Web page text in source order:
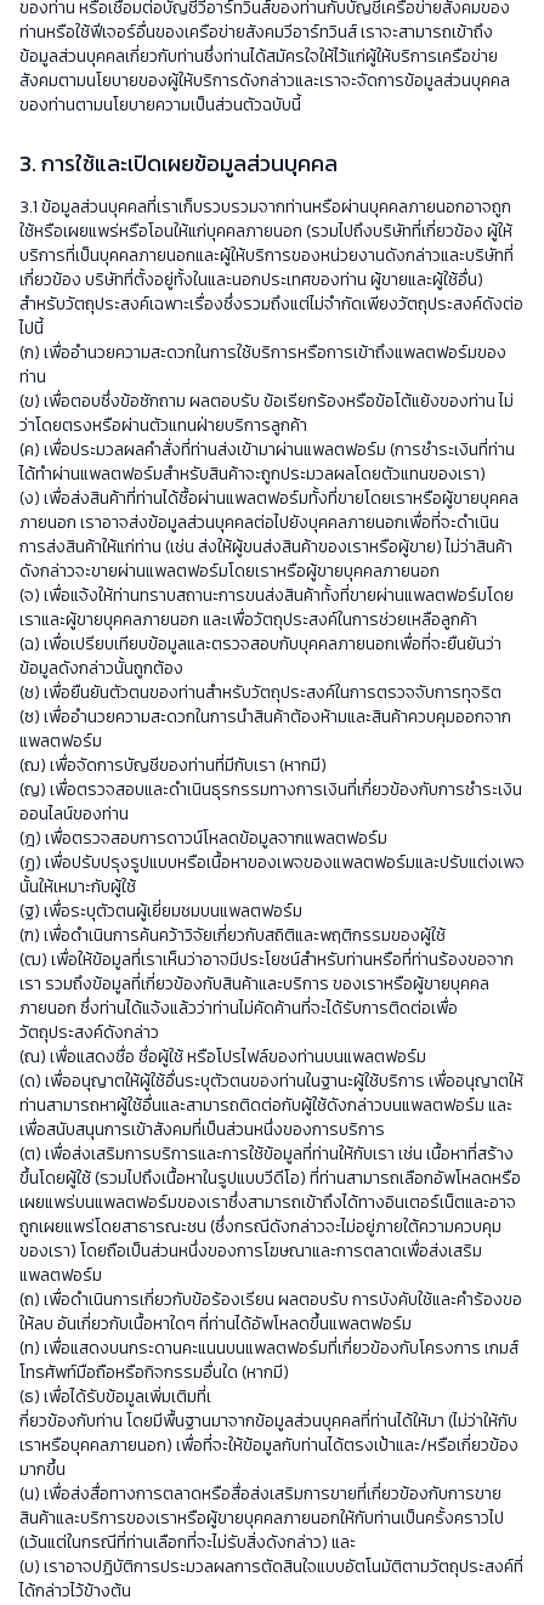
ของท่าน หรือเชื่อมต่อบัญชีวีอาร์ทวินส์ของท่านกับบัญชีเครือข่ายสังคมของ
ท่านหรือใช้ฟีเจอร์อื่นของเครือข่ายสังคมวีอาร์ทวินส์ เราจะสามารถเข้าถึง
ข้อมูลส่วนบุคคลเกี่ยวกับท่านซึ่งท่านได้สมัครใจให้ไว้แก่ผู้ให้บริการเครือข่าย
สังคมตามนโยบายของผู้ให้บริการดังกล่าวและเราจะจัดการข้อมูลส่วนบุคคล
ของท่านตามนโยบายความเป็นส่วนตัวฉบับนี้
3. การใช้และเปิดเผยข้อมูลส่วนบุคคล
3.1 ข้อมูลส่วนบุคคลที่เราเก็บรวบรวมจากท่านหรือผ่านบุคคลภายนอกอาจถูก
ใช้หรือเผยแพร่หรือโอนให้แก่บุคคลภายนอก (รวมไปถึงบริษัทที่เกี่ยวข้อง ผู้ให้
บริการที่เป็นบุคคลภายนอกและผู้ให้บริการของหน่วยงานดังกล่าวและบริษัทที่
เกี่ยวข้อง บริษัทที่ตั้งอยู่ทั้งในและนอกประเทศของท่าน ผู้ขายและผู้ใช้อื่น)
สำหรับวัตถุประสงค์เฉพาะเรื่องซึ่งรวมถึงแต่ไม่จำกัดเพียงวัตถุประสงค์ดังต่อ
ไปนี้
(ก) เพื่ออำนวยความสะดวกในการใช้บริการหรือการเข้าถึงแพลตฟอร์มของ
ท่าน
(ข) เพื่อตอบซึ่งข้อซักถาม ผลตอบรับ ข้อเรียกร้องหรือข้อโต้แย้งของท่าน ไม่
ว่าโดยตรงหรือผ่านตัวแทนฝ่ายบริการลูกค้า
(ค) เพื่อประมวลผลคำสั่งที่ท่านส่งเข้ามาผ่านแพลตฟอร์ม (การชำระเงินที่ท่าน
ได้ทำผ่านแพลตฟอร์มสำหรับสินค้าจะถูกประมวลผลโดยตัวแทนของเรา)
(ง) เพื่อส่งสินค้าที่ท่านได้ซื้อผ่านแพลตฟอร์มทั้งที่ขายโดยเราหรือผู้ขายบุคคล
ภายนอก เราอาจส่งข้อมูลส่วนบุคคลต่อไปยังบุคคลภายนอกเพื่อที่จะดำเนิน
การส่งสินค้าให้แก่ท่าน (เช่น ส่งให้ผู้ขนส่งสินค้าของเราหรือผู้ขาย) ไม่ว่าสินค้า
ดังกล่าวจะขายผ่านแพลตฟอร์มโดยเราหรือผู้ขายบุคคลภายนอก
(จ) เพื่อแจ้งให้ท่านทราบสถานะการขนส่งสินค้าทั้งที่ขายผ่านแพลตฟอร์มโดย
เราและผู้ขายบุคคลภายนอก และเพื่อวัตถุประสงค์ในการช่วยเหลือลูกค้า
(ฉ) เพื่อเปรียบเทียบข้อมูลและตรวจสอบกับบุคคลภายนอกเพื่อที่จะยืนยันว่า
ข้อมูลดังกล่าวนั้นถูกต้อง
(ช) เพื่อยืนยันตัวตนของท่านสำหรับวัตถุประสงค์ในการตรวจจับการทุจริต
(ซ) เพื่ออำนวยความสะดวกในการนำสินค้าต้องห้ามและสินค้าควบคุมออกจาก
แพลตฟอร์ม
(ฌ) เพื่อจัดการบัญชีของท่านที่มีกับเรา (หากมี)
(ญ) เพื่อตรวจสอบและดำเนินธุรกรรมทางการเงินที่เกี่ยวข้องกับการชำระเงิน
ออนไลน์ของท่าน
(ฎ) เพื่อตรวจสอบการดาวน์โหลดข้อมูลจากแพลตฟอร์ม
(ฏ) เพื่อปรับปรุงรูปแบบหรือเนื้อหาของเพจของแพลตฟอร์มและปรับแต่งเพจ
นั้นให้เหมาะกับผู้ใช้
(ฐ) เพื่อระบุตัวตนผู้เยี่ยมชมบนแพลตฟอร์ม
(ฑ) เพื่อดำเนินการค้นคว้าวิจัยเกี่ยวกับสถิติและพฤติกรรมของผู้ใช้
(ฒ) เพื่อให้ข้อมูลที่เราเห็นว่าอาจมีประโยชน์สำหรับท่านหรือที่ท่านร้องขอจาก
เรา รวมถึงข้อมูลที่เกี่ยวข้องกับสินค้าและบริการ ของเราหรือผู้ขายบุคคล
ภายนอก ซึ่งท่านได้แจ้งแล้วว่าท่านไม่คัดค้านที่จะได้รับการติดต่อเพื่อ
วัตถุประสงค์ดังกล่าว
(ณ) เพื่อแสดงชื่อ ชื่อผู้ใช้ หรือโปรไฟล์ของท่านบนแพลตฟอร์ม
(ด) เพื่ออนุญาตให้ผู้ใช้อื่นระบุตัวตนของท่านในฐานะผู้ใช้บริการ เพื่ออนุญาตให้
ท่านสามารถหาผู้ใช้อื่นและสามารถติดต่อกับผู้ใช้ดังกล่าวบนแพลตฟอร์ม และ
เพื่อสนับสนุนการเข้าสังคมที่เป็นส่วนหนึ่งของการบริการ
(ต) เพื่อส่งเสริมการบริการและการใช้ข้อมูลที่ท่านให้กับเรา เช่น เนื้อหาที่สร้าง
ขึ้นโดยผู้ใช้ (รวมไปถึงเนื้อหาในรูปแบบวีดีโอ) ที่ท่านสามารถเลือกอัพโหลดหรือ
เผยแพร่บนแพลตฟอร์มของเราซึ่งสามารถเข้าถึงได้ทางอินเตอร์เน็ตและอาจ
ถูกเผยแพร่โดยสาธารณะชน (ซึ่งกรณีดังกล่าวจะไม่อยู่ภายใต้ความควบคุม
ของเรา) โดยถือเป็นส่วนหนึ่งของการโฆษณาและการตลาดเพื่อส่งเสริม
แพลตฟอร์ม
(ถ) เพื่อดำเนินการเกี่ยวกับข้อร้องเรียน ผลตอบรับ การบังคับใช้และคำร้องขอ
ให้ลบ อันเกี่ยวกับเนื้อหาใดๆ ที่ท่านได้อัพโหลดขึ้นแพลตฟอร์ม
(ท) เพื่อแสดงบนกระดานคะแนนบนแพลตฟอร์มที่เกี่ยวข้องกับโครงการ เกมส์
โทรศัพท์มือถือหรือกิจกรรมอื่นใด (หากมี)
(ธ) เพื่อได้รับข้อมูลเพิ่มเติมที่เ
กี่ยวข้องกับท่าน โดยมีพื้นฐานมาจากข้อมูลส่วนบุคคลที่ท่านได้ให้มา (ไม่ว่าให้กับ
เราหรือบุคคลภายนอก) เพื่อที่จะให้ข้อมูลกับท่านได้ตรงเป้าและ/หรือเกี่ยวข้อง
มากขึ้น
(น) เพื่อส่งสื่อทางการตลาดหรือสื่อส่งเสริมการขายที่เกี่ยวข้องกับการขาย
สินค้าและบริการของเราหรือผู้ขายบุคคลภายนอกให้กับท่านเป็นครั้งคราวไป
(เว้นแต่ในกรณีที่ท่านเลือกที่จะไม่รับสิ่งดังกล่าว) และ
(บ) เราอาจปฎิบัติการประมวลผลการตัดสินใจแบบอัตโนมัติตามวัตถุประสงค์ที่
ได้กล่าวไว้ข้างต้น